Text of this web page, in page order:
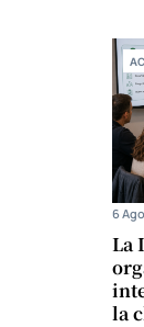
La
la
6